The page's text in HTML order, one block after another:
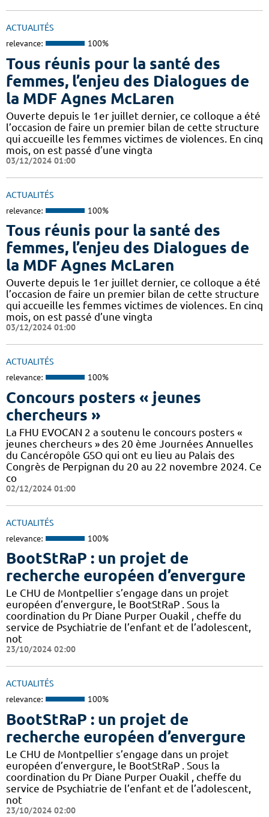
ACTUALITÉS
relevance: 100%
Tous réunis pour la santé des
femmes, l’enjeu des Dialogues de
la MDF Agnes McLaren
Ouverte depuis le 1er juillet dernier, ce colloque a été
l’occasion de faire un premier bilan de cette structure
qui accueille les femmes victimes de violences. En cinq
mois, on est passé d’une vingta
03/12/2024 01:00
ACTUALITÉS
relevance: 100%
Tous réunis pour la santé des
femmes, l’enjeu des Dialogues de
la MDF Agnes McLaren
Ouverte depuis le 1er juillet dernier, ce colloque a été
l’occasion de faire un premier bilan de cette structure
qui accueille les femmes victimes de violences. En cinq
mois, on est passé d’une vingta
03/12/2024 01:00
ACTUALITÉS
relevance: 100%
Concours posters « jeunes
chercheurs »
La FHU EVOCAN 2 a soutenu le concours posters «
jeunes chercheurs » des 20 ème Journées Annuelles
du Cancéropôle GSO qui ont eu lieu au Palais des
Congrès de Perpignan du 20 au 22 novembre 2024. Ce
co
02/12/2024 01:00
ACTUALITÉS
relevance: 100%
BootStRaP : un projet de
recherche européen d’envergure
Le CHU de Montpellier s’engage dans un projet
européen d’envergure, le BootStRaP . Sous la
coordination du Pr Diane Purper Ouakil , cheffe du
service de Psychiatrie de l’enfant et de l’adolescent,
not
23/10/2024 02:00
ACTUALITÉS
relevance: 100%
BootStRaP : un projet de
recherche européen d’envergure
Le CHU de Montpellier s’engage dans un projet
européen d’envergure, le BootStRaP . Sous la
coordination du Pr Diane Purper Ouakil , cheffe du
service de Psychiatrie de l’enfant et de l’adolescent,
not
23/10/2024 02:00